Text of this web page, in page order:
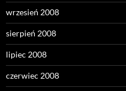
wrzesień 2008
sierpień 2008
lipiec 2008
czerwiec 2008